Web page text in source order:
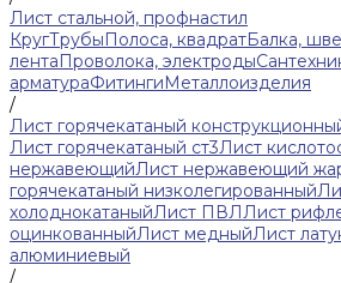
Лист стальной, профнастил
КругТрубыПолоса, квадратБалка,
лентаПроволока, электроды
арматураФитингиМеталлоизделия
/
Лист горячекатаный
Лист горячекатаный ст3Лист
нержавеющийЛист нержавеющий
горячекатаный низколегированный
холоднокатаныйЛист ПВЛЛист
оцинкованныйЛист медныйЛист
алюминиевый
/